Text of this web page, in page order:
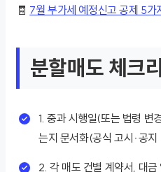
🧾 7월 부가세 예정신고 공제 5가
분할매도 체크
1. 중과 시행일(또는 법령 변
는지 문서화(공식 고시·공지
2. 각 매도 건별 계약서, 대